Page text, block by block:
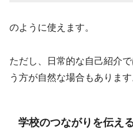
のように使えます。
ただし、日常的な自己紹介
う方が自然な場合もあります
学校のつながりを伝え